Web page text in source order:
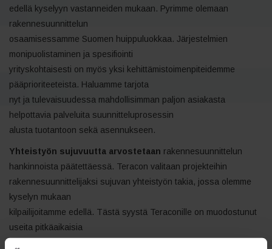
edellä kyselyyn vastanneiden mukaan. Pyrimme olemaan
rakennesuunnittelun
osaamisessamme Suomen huippuluokkaa. Järjestelmien
monipuolistaminen ja spesifiointi
yrityskohtaisesti on myös yksi kehittämistoimenpiteidemme
pääprioriteeteista. Haluamme tarjota
nyt ja tulevaisuudessa mahdollisimman paljon asiakasta
helpottavia palveluita suunnitteluprosessin
alusta tuotantoon sekä asennukseen.
Yhteistyön sujuvuutta arvostetaan rakennesuunnittelun
hankinnoista päätettäessä. Teracon valitaan projekteihin
rakennesuunnittelijaksi sujuvan yhteistyön takia, jossa olemme
kyselyn mukaan
kilpailijoitamme edellä. Tästä syystä Teraconille on muodostunut
useita pitkäaikaisia